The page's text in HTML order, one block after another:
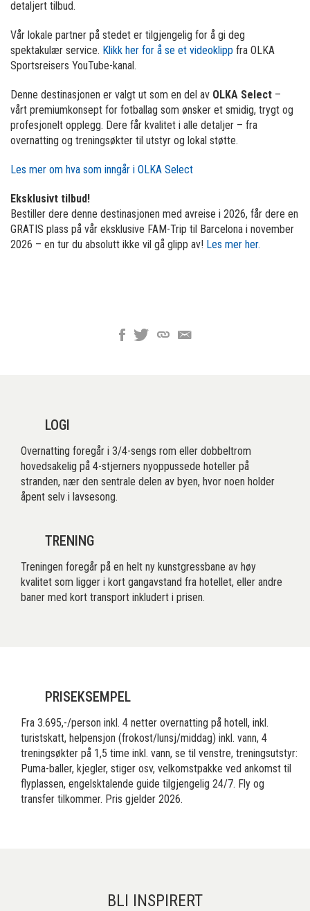
detaljert tilbud.
Vår lokale partner på stedet er tilgjengelig for å gi deg
spektakulær service. Klikk her for å se et videoklipp fra OLKA
Sportsreisers YouTube-kanal.
Denne destinasjonen er valgt ut som en del av OLKA Select –
vårt premiumkonsept for fotballag som ønsker et smidig, trygt og
profesjonelt opplegg. Dere får kvalitet i alle detaljer – fra
overnatting og treningsøkter til utstyr og lokal støtte.
Les mer om hva som inngår i OLKA Select
Eksklusivt tilbud!
Bestiller dere denne destinasjonen med avreise i 2026, får dere en
GRATIS plass på vår eksklusive FAM-Trip til Barcelona i november
2026 – en tur du absolutt ikke vil gå glipp av! Les mer her.
LOGI
Overnatting foregår i 3/4-sengs rom eller dobbeltrom
hovedsakelig på 4-stjerners nyoppussede hoteller på
stranden, nær den sentrale delen av byen, hvor noen holder
åpent selv i lavsesong.
TRENING
Treningen foregår på en helt ny kunstgressbane av høy
kvalitet som ligger i kort gangavstand fra hotellet, eller andre
baner med kort transport inkludert i prisen.
PRISEKSEMPEL
Fra 3.695,-/person inkl. 4 netter overnatting på hotell, inkl.
turistskatt, helpensjon (frokost/lunsj/middag) inkl. vann, 4
treningsøkter på 1,5 time inkl. vann, se til venstre, treningsutstyr:
Puma-baller, kjegler, stiger osv, velkomstpakke ved ankomst til
flyplassen, engelsktalende guide tilgjengelig 24/7. Fly og
transfer tilkommer. Pris gjelder 2026.
BLI INSPIRERT